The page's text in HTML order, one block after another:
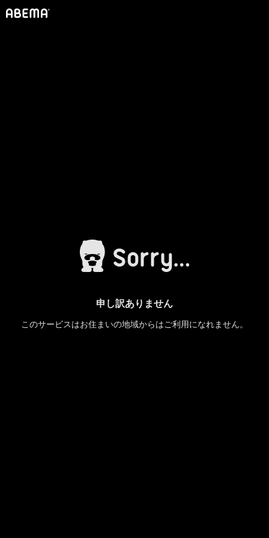
申し訳ありません
このサービスはお住まいの地域からはご利用になれません。